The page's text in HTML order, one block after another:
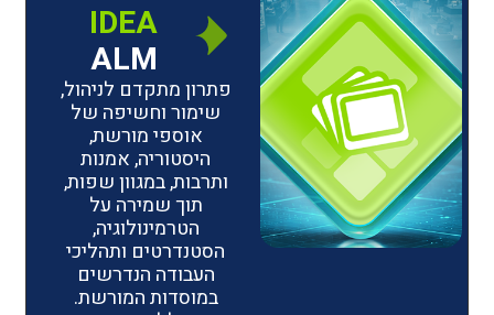
IDEA
ALM
פתרון מתקדם לניהול,
שימור וחשיפה של
אוספי מורשת,
היסטוריה, אמנות
ותרבות, במגוון שפות,
תוך שמירה על
הטרמינולוגיה,
הסטנדרטים ותהליכי
העבודה הנדרשים
במוסדות המורשת.